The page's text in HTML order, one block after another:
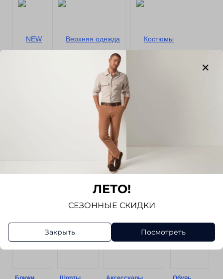
Верхняя одежда
ЛЕТО!
СЕЗОННЫЕ СКИДКИ
Закрыть Посмотреть